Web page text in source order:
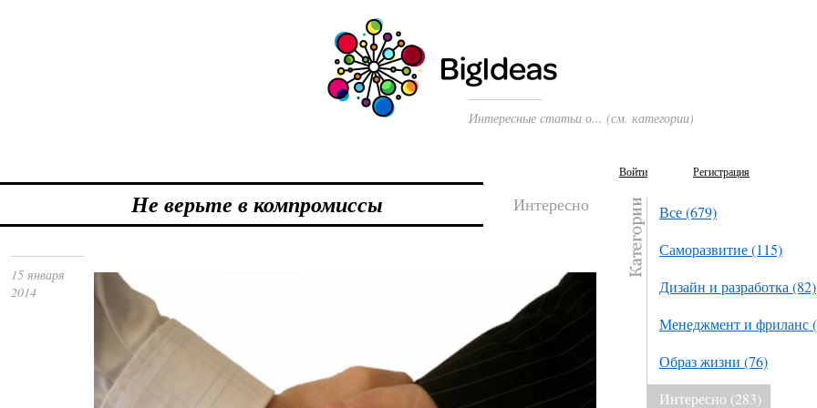
Интересные статьи о... (см. категории)
Не верьте в компромиссы Интересно
15 января
2014
Войти Регистрация
Все (679)
Саморазвитие (115)
Дизайн и разработка (82)
Менеджмент и фриланс
Образ жизни (76)
Интересно (283)